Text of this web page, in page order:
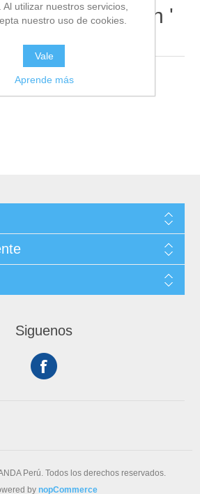
etiquetados con '
'
Siguenos
Perú. Todos los derechos reservados.
by nopCommerce
Al utilizar nuestros servicios,
nuestro uso de cookies.
Vale
Aprende más